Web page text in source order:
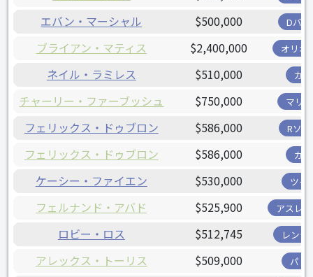
エバン・マーシャル $500,000 Dバ
ブライアン・マティス $2,400,000 オリオ
ネイル・ラミレス $510,000 カ
チャーリー・ファーブッシュ $750,000 マリ
フェリックス・ドゥブロン $586,000 Rソ
フェリックス・ドゥブロン $586,000 カ
ケーシー・ファイエン $530,000 ツイ
フェルナンド・アバド $525,900 アスレ
ロビー・ロス $512,745 レンジ
アレックス・トーリス $509,000 パド